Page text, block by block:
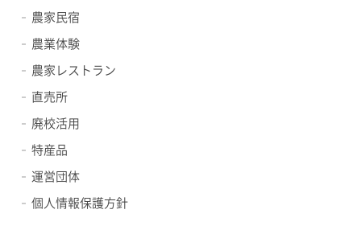
農家民宿
農業体験
農家レストラン
直売所
廃校活用
特産品
運営団体
個人情報保護方針